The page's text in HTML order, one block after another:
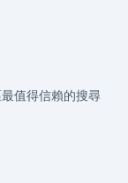
值得信賴的搜尋